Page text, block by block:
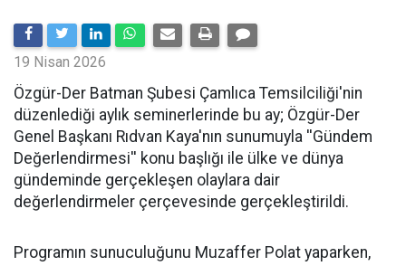
19 Nisan 2026
​Özgür-Der Batman Şubesi Çamlıca Temsilciliği'nin
düzenlediği aylık seminerlerinde bu ay; Özgür-Der
Genel Başkanı Rıdvan Kaya'nın sunumuyla ''Gündem
Değerlendirmesi'' konu başlığı ile ülke ve dünya
gündeminde gerçekleşen olaylara dair
değerlendirmeler çerçevesinde gerçekleştirildi.
Programın sunuculuğunu Muzaffer Polat yaparken,